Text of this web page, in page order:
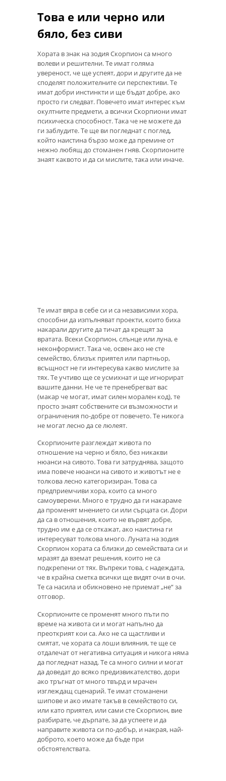
Това е или черно или
бяло, без сиви
Хората в знак на зодия Скорпион са много
волеви и решителни. Те имат голяма
увереност, че ще успеят, дори и другите да не
споделят положителните си перспективи. Те
имат добри инстинкти и ще бъдат добре, ако
просто ги следват. Повечето имат интерес към
окултните предмети, а всички Скорпиони имат
психическа способност. Така че не можете да
ги заблудите. Те ще ви погледнат с поглед,
който наистина бързо може да премине от
нежно любящ до стоманен гняв. Скорпионите
знаят каквото и да си мислите, така или иначе.
Те имат вяра в себе си и са независими хора,
способни да изпълняват проекти, които биха
накарали другите да тичат да крещят за
вратата. Всеки Скорпион, слънце или луна, е
неконформист. Така че, освен ако не сте
семейство, близък приятел или партньор,
всъщност не ги интересува какво мислите за
тях. Те учтиво ще се усмихнат и ще игнорират
вашите данни. Не че те пренебрегват вас
(макар че могат, имат силен морален код), те
просто знаят собствените си възможности и
ограничения по-добре от повечето. Те никога
не могат лесно да се люлеят.
Скорпионите разглеждат живота по
отношение на черно и бяло, без никакви
нюанси на сивото. Това ги затруднява, защото
има повече нюанси на сивото и животът не е
толкова лесно категоризиран. Това са
предприемчиви хора, които са много
самоуверени. Много е трудно да ги накараме
да променят мнението си или сърцата си. Дори
да са в отношения, които не вървят добре,
трудно им е да се откажат, ако наистина ги
интересуват толкова много. Луната на зодия
Скорпион хората са близки до семействата си и
мразят да вземат решения, които не са
подкрепени от тях. Въпреки това, с надеждата,
че в крайна сметка всички ще видят очи в очи.
Те са насила и обикновено не приемат „не“ за
отговор.
Скорпионите се променят много пъти по
време на живота си и могат напълно да
преоткрият кои са. Ако не са щастливи и
смятат, че хората са лоши влияния, те ще се
отдалечат от негативна ситуация и никога няма
да погледнат назад. Те са много силни и могат
да доведат до всяко предизвикателство, дори
ако тръгнат от много твърд и мрачен
изглеждащ сценарий. Те имат стоманени
шипове и ако имате такъв в семейството си,
или като приятел, или сами сте Скорпион, вие
разбирате, че дърпате, за да успеете и да
направите живота си по-добър, и накрая, най-
доброто, което може да бъде при
обстоятелствата.